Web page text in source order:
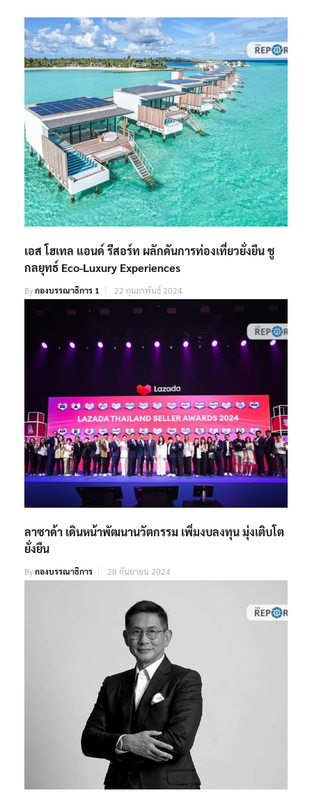
เอส โฮเทล แอนด์ รีสอร์ท ผลักดันการท่องเที่ยวยั่งยืน ชู
กลยุทธ์ Eco-Luxury Experiences
Byกองบรรณาธิการ 1 22 กุมภาพันธ์ 2024
ลาซาด้า เดินหน้าพัฒนานวัตกรรม เพิ่มงบลงทุน มุ่งเติบโต
ยั่งยืน
Byกองบรรณาธิการ 28 กันยายน 2024